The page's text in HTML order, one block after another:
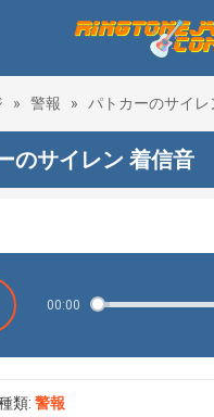
» 警報 » パトカーのサイレ
のサイレン 着信音
00:00
類: 警報